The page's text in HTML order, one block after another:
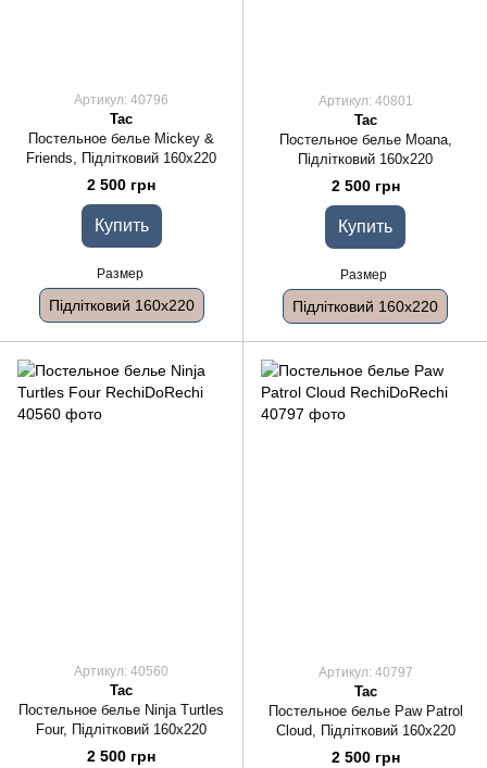
Артикул: 40796
Tac
Постельное белье Mickey &
Friends, Підлітковий 160x220
2 500 грн
Купить
Размер
Підлітковий 160x220
Артикул: 40801
Tac
Постельное белье Moana,
Підлітковий 160x220
2 500 грн
Купить
Размер
Підлітковий 160x220
Артикул: 40560
Tac
Постельное белье Ninja Turtles
Four, Підлітковий 160x220
2 500 грн
Артикул: 40797
Tac
Постельное белье Paw Patrol
Cloud, Підлітковий 160x220
2 500 грн